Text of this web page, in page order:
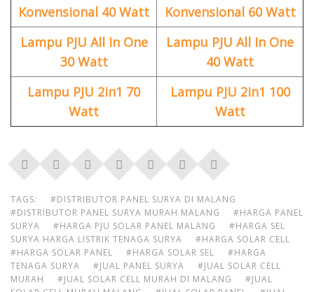
Konvensional 40 Watt
Konvensional 60 Watt
Lampu PJU All In One
30 Watt
Lampu PJU All In One
40 Watt
Lampu PJU 2in1 70
Watt
Lampu PJU 2in1 100
Watt
TAGS:
#DISTRIBUTOR PANEL SURYA DI MALANG
#DISTRIBUTOR PANEL SURYA MURAH MALANG
#HARGA PANEL
SURYA
#HARGA PJU SOLAR PANEL MALANG
#HARGA SEL
SURYA HARGA LISTRIK TENAGA SURYA
#HARGA SOLAR CELL
#HARGA SOLAR PANEL
#HARGA SOLAR SEL
#HARGA
TENAGA SURYA
#JUAL PANEL SURYA
#JUAL SOLAR CELL
MURAH
#JUAL SOLAR CELL MURAH DI MALANG
#JUAL